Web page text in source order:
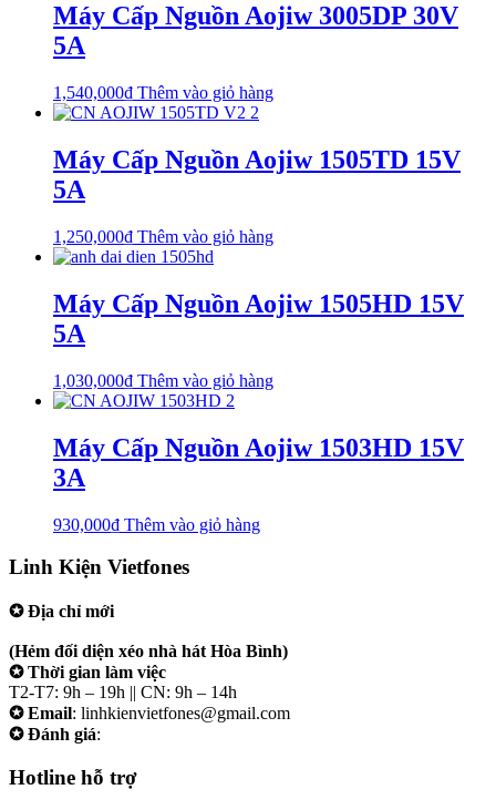
Máy Cấp Nguồn Aojiw 3005DP 30V
5A
1,540,000₫ Thêm vào giỏ hàng
Máy Cấp Nguồn Aojiw 1505TD 15V
5A
1,250,000₫ Thêm vào giỏ hàng
Máy Cấp Nguồn Aojiw 1505HD 15V
5A
1,030,000₫ Thêm vào giỏ hàng
Máy Cấp Nguồn Aojiw 1503HD 15V
3A
930,000₫ Thêm vào giỏ hàng
Linh Kiện Vietfones
✪ Địa chỉ mới
(Hẻm đối diện xéo nhà hát Hòa Bình)
✪ Thời gian làm việc
T2-T7: 9h – 19h || CN: 9h – 14h
✪ Email: linhkienvietfones@gmail.com
✪ Đánh giá:
Hotline hỗ trợ